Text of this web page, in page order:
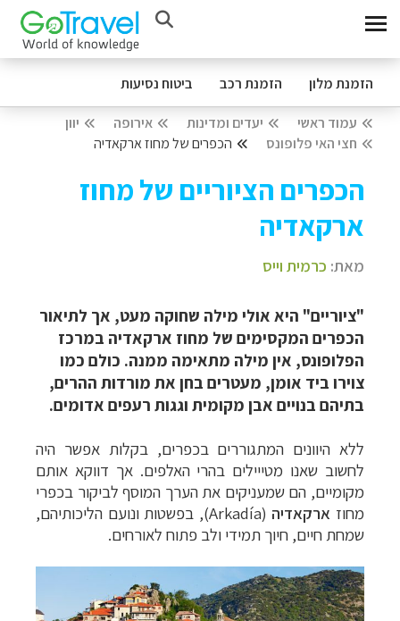
הזמנת מלון הזמנת רכב ביטוח נסיעות
עמוד ראשי יעדים ומדינות אירופה
יוון
חצי האי פלופונס
הכפרים של מחוז ארקאדיה
הכפרים הציוריים של מחוז
ארקאדיה
מאת: כרמית וייס
"ציוריים" היא אולי מילה שחוקה מעט, אך לתיאור
הכפרים המקסימים של מחוז ארקאדיה במרכז
הפלופונס, אין מילה מתאימה ממנה. כולם כמו
צוירו ביד אומן, מעטרים בחן את מורדות ההרים,
בתיהם בנויים אבן מקומית וגגות רעפים אדומים.
ללא היוונים המתגוררים בכפרים, בקלות אפשר היה
לחשוב שאנו מטייילים בהרי האלפים. אך דווקא אותם
מקומיים, הם שמעניקים את הערך המוסף לביקור בכפרי
מחוז ארקאדיה (
Arkadía), בפשטות ונועם הליכותיהם,
שמחת חיים, חיוך תמידי ולב פתוח לאורחים.